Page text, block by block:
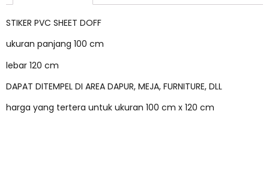
STIKER PVC SHEET DOFF
ukuran panjang 100 cm
lebar 120 cm
DAPAT DITEMPEL DI AREA DAPUR, MEJA, FURNITURE, DLL
harga yang tertera untuk ukuran 100 cm x 120 cm